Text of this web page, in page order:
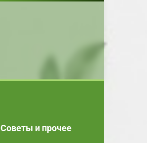
Советы и прочее